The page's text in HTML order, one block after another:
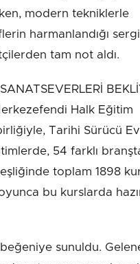
modern tekniklerle
harmanlandığı
tam not aldı.
Halk Eğitim
Tarihi Sürücü
54 farklı
toplam 1898
bu kurslarda
sunuldu.